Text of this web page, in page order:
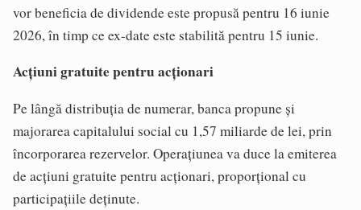
vor beneficia de dividende este propusă pentru 16 iunie
2026, în timp ce ex-date este stabilită pentru 15 iunie.
Acțiuni gratuite pentru acționari
Pe lângă distribuția de numerar, banca propune și
majorarea capitalului social cu 1,57 miliarde de lei, prin
încorporarea rezervelor. Operațiunea va duce la emiterea
de acțiuni gratuite pentru acționari, proporțional cu
participațiile deținute.